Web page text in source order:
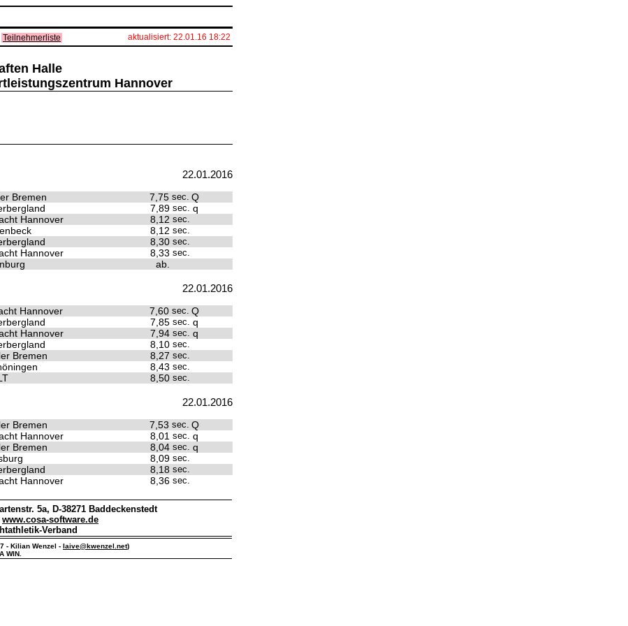
Teilnehmerliste aktualisiert: 22.01.16 18:22
Halle
Hannover
22.01.2016
Bremen 7,75 sec. Q
7,89 sec. q
Hannover 8,12 sec.
8,12 sec.
8,30 sec.
Hannover 8,33 sec.
ab.
22.01.2016
Hannover 7,60 sec. Q
7,85 sec. q
Hannover 7,94 sec. q
8,10 sec.
Bremen 8,27 sec.
8,43 sec.
8,50 sec.
22.01.2016
Bremen 7,53 sec. Q
Hannover 8,01 sec. q
Bremen 8,04 sec. q
8,09 sec.
8,18 sec.
Hannover 8,36 sec.
5a, D-38271 Baddeckenstedt
www.cosa-software.de
Verband
- Kilian Wenzel - laive@kwenzel.net)
WIN.